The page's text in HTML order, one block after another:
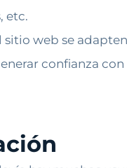
etc.
web se
confianza